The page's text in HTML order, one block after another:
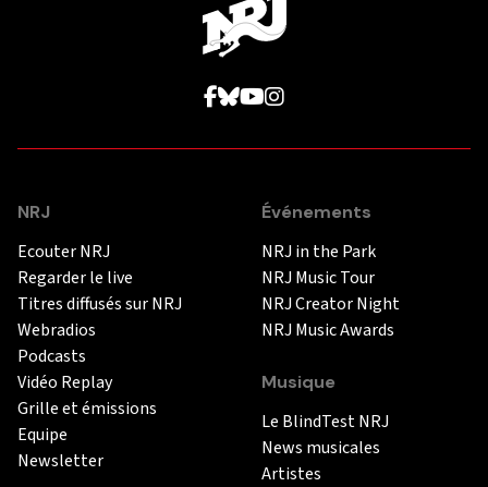
NRJ
Ecouter NRJ
Regarder le live
Titres diffusés sur NRJ
Webradios
Podcasts
Vidéo Replay
Grille et émissions
Equipe
Newsletter
Événements
NRJ in the Park
NRJ Music Tour
NRJ Creator Night
NRJ Music Awards
Musique
Le BlindTest NRJ
News musicales
Artistes